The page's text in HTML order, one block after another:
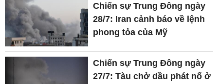
Chiến sự Trung Đông ngày
28/7: Iran cảnh báo về lệnh
phong tỏa của Mỹ
Chiến sự Trung Đông ngày
27/7: Tàu chở dầu phát nổ ở